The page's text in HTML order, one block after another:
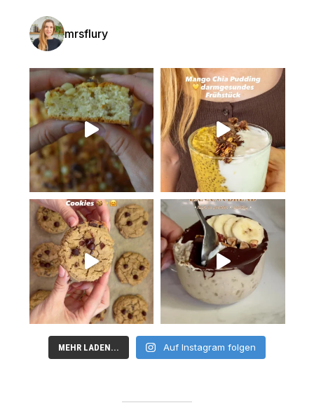
mrsflury
MEHR LADEN... Auf Instagram folgen